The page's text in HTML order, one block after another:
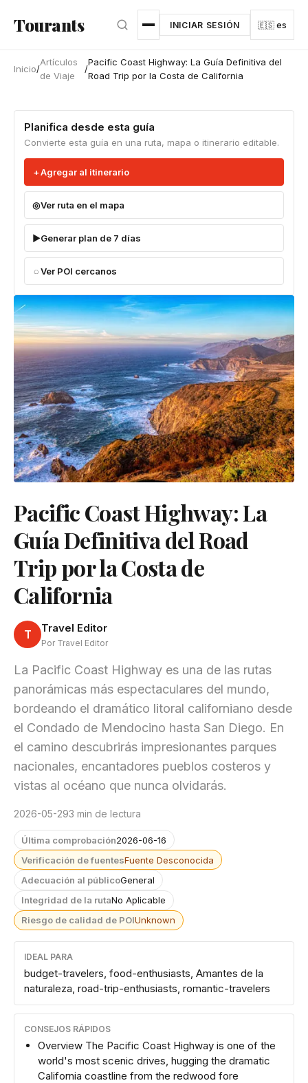
Tourants INICIAR SESIÓN 🇪🇸 es
Inicio/
Artículos
de Viaje
/
Pacific Coast Highway: La Guía Definitiva del
Road Trip por la Costa de California
Planifica desde esta guía
Convierte esta guía en una ruta, mapa o itinerario editable.
Agregar al itinerario
Ver ruta en el mapa
Generar plan de 7 días
Ver POI cercanos
Pacific Coast Highway: La
Guía Definitiva del Road
Trip por la Costa de
California
T Travel Editor
Por Travel Editor
La Pacific Coast Highway es una de las rutas
panorámicas más espectaculares del mundo,
bordeando el dramático litoral californiano desde
el Condado de Mendocino hasta San Diego. En
el camino descubrirás impresionantes parques
nacionales, encantadores pueblos costeros y
vistas al océano que nunca olvidarás.
2026-05-293 min de lectura
Última comprobación2026-06-16
Verificación de fuentesFuente Desconocida
Adecuación al públicoGeneral
Integridad de la rutaNo Aplicable
Riesgo de calidad de POIUnknown
IDEAL PARA
budget-travelers, food-enthusiasts, Amantes de la
naturaleza, road-trip-enthusiasts, romantic-travelers
CONSEJOS RÁPIDOS
Overview The Pacific Coast Highway is one of the
world's most scenic drives, hugging the dramatic
California coastline from the redwood fore